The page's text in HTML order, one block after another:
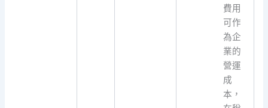
費用
可作
為企
業的
營運
成
本，